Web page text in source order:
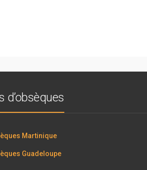
d’obsèques
Martinique
Guadeloupe